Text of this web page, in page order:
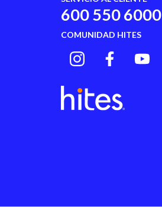
600 550 6000
COMUNIDAD HITES